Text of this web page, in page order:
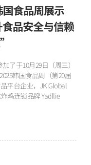
食品周展示
品安全与信赖
了于10月29日（周三）
韩国食品周（第20届
平台企业，JK Global
鸡连锁品牌 Yadllie